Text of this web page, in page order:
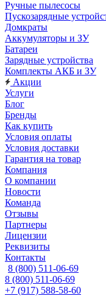
Ручные пылесосы
Пускозарядные
Домкраты
Аккумуляторы и ЗУ
Батареи
Зарядные устройства
Комплекты АКБ и ЗУ
Акции
Услуги
Блог
Бренды
Как купить
Условия оплаты
Условия доставки
Гарантия на товар
Компания
О компании
Новости
Команда
Отзывы
Партнеры
Лицензии
Реквизиты
Контакты
8 (800) 511-06-69
8 (800) 511-06-69
+7 (917) 588-58-60